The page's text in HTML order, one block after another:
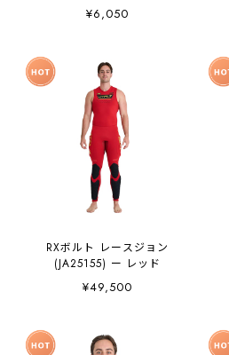
¥6,050
RXボルト レースジョン
(JA25155) ー レッド
¥49,500